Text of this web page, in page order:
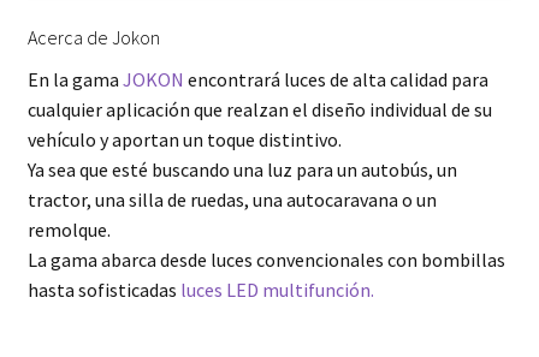
Acerca de Jokon
En la gama JOKON encontrará luces de alta calidad para
cualquier aplicación que realzan el diseño individual de su
vehículo y aportan un toque distintivo.
Ya sea que esté buscando una luz para un autobús, un
tractor, una silla de ruedas, una autocaravana o un
remolque.
La gama abarca desde luces convencionales con bombillas
hasta sofisticadas luces LED multifunción.